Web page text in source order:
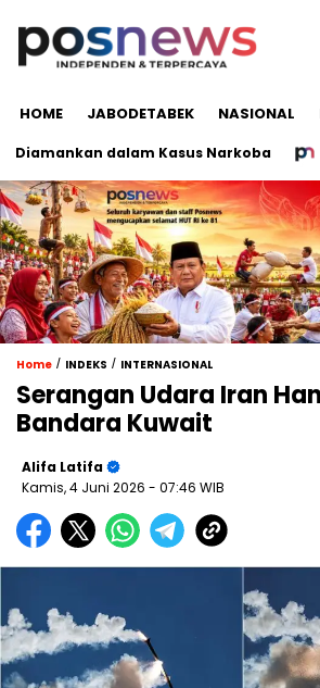
HOME JABODETABEK NASIONAL
dalam Kasus Narkoba
Home / INDEKS / INTERNASIONAL
Serangan Udara Iran
Bandara Kuwait
Alifa Latifa
Kamis, 4 Juni 2026 - 07:46 WIB